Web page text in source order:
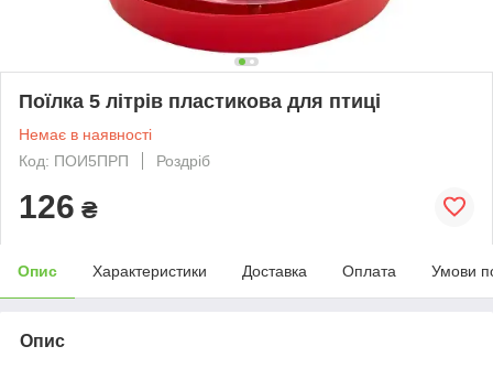
Поїлка 5 літрів пластикова для птиці
Немає в наявності
Код: ПОИ5ПРП
Роздріб
126 ₴
Опис Характеристики Доставка Оплата Умови
Опис